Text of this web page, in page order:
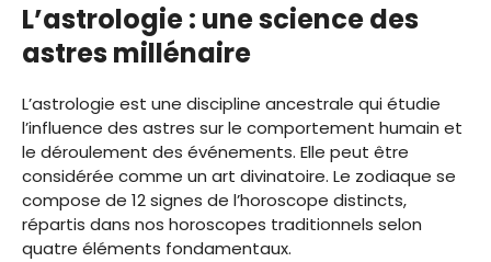
L’astrologie : une science des
astres millénaire
L’astrologie est une discipline ancestrale qui étudie
l’influence des astres sur le comportement humain et
le déroulement des événements. Elle peut être
considérée comme un art divinatoire. Le zodiaque se
compose de 12 signes de l’horoscope distincts,
répartis dans nos horoscopes traditionnels selon
quatre éléments fondamentaux.